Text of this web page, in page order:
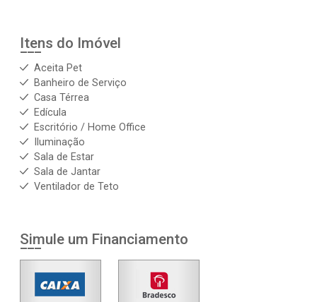
Itens do Imóvel
Aceita Pet
Banheiro de Serviço
Casa Térrea
Edícula
Escritório / Home Office
Iluminação
Sala de Estar
Sala de Jantar
Ventilador de Teto
Simule um Financiamento